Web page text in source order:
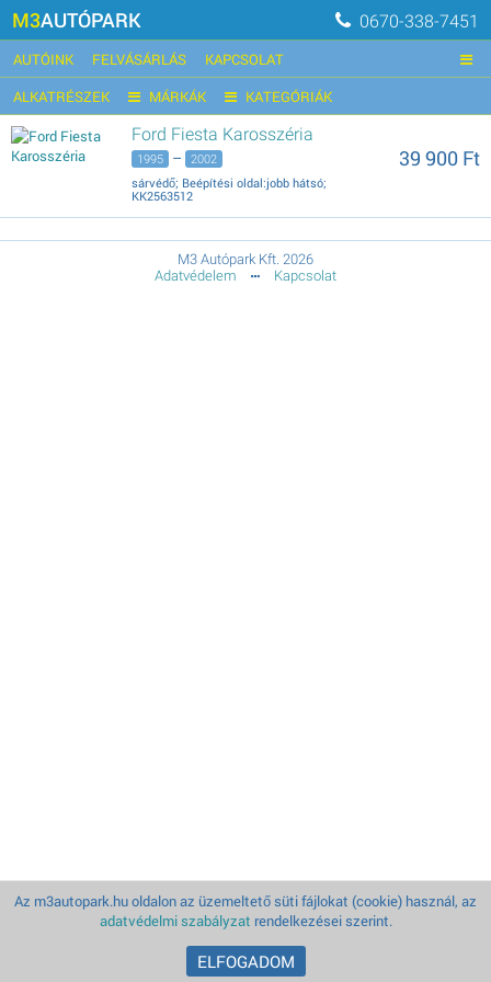
M3AUTÓPARK 0670-338-7451
AUTÓINK FELVÁSÁRLÁS
KAPCSOLAT
ALKATRÉSZEK
MÁRKÁK KATEGÓRIÁK
Ford Fiesta Karosszéria
39 900 Ft
1995 – 2002
sárvédő; Beépítési oldal:jobb hátsó;
KK2563512
M3 Autópark Kft. 2026
Adatvédelem
Kapcsolat
Az m3autopark.hu oldalon az üzemeltető süti fájlokat (cookie) használ, az
adatvédelmi szabályzat rendelkezései szerint.
ELFOGADOM